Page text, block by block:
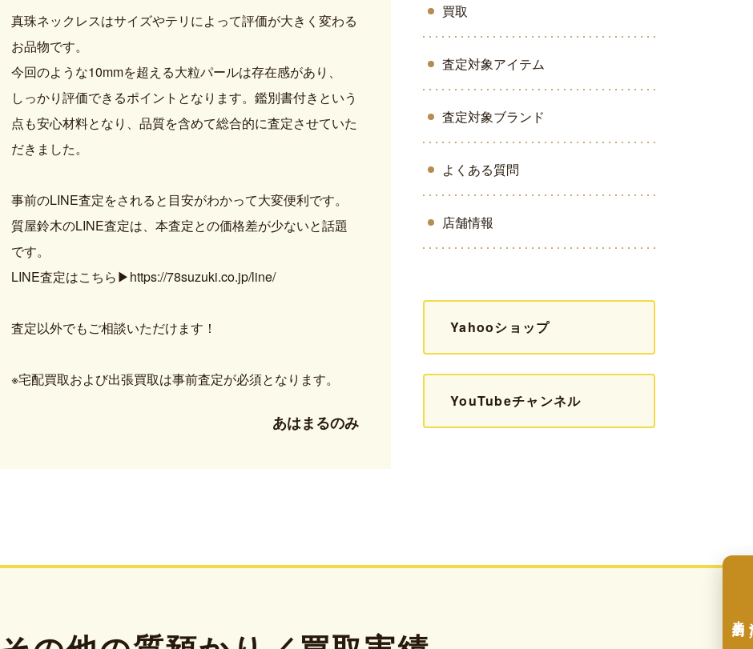
真珠ネックレスはサイズやテリによって評価が大きく変わる
お品物です。
今回のような10mmを超える大粒パールは存在感があり、
しっかり評価できるポイントとなります。鑑別書付きという
点も安心材料となり、品質を含めて総合的に査定させていた
だきました。
事前のLINE査定をされると目安がわかって大変便利です。
質屋鈴木のLINE査定は、本査定との価格差が少ないと話題
です。
LINE査定はこちら▶https://78suzuki.co.jp/line/
査定以外でもご相談いただけます！
※宅配買取および出張買取は事前査定が必須となります。
あはまるのみ
買取
査定対象アイテム
査定対象ブランド
よくある質問
店舗情報
Yahooショップ
YouTubeチャンネル